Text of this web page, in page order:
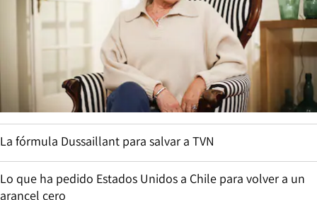
La fórmula Dussaillant para salvar a TVN
Lo que ha pedido Estados Unidos a Chile para volver a un
arancel cero